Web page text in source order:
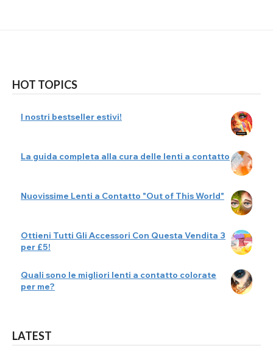
HOT TOPICS
I nostri bestseller estivi!
La guida completa alla cura delle lenti a contatto
Nuovissime Lenti a Contatto "Out of This World"
Ottieni Tutti Gli Accessori Con Questa Vendita 3
per £5!
Quali sono le migliori lenti a contatto colorate
per me?
LATEST